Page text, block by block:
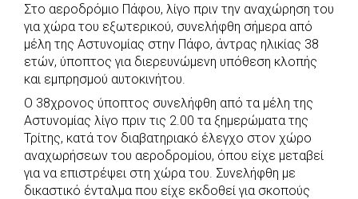
c
e
b
o
o
k
a
t
s
A
p
p
b
e
r
i
t
t
e
r
s
s
e
n
g
e
r
a
r
e
Στο αεροδρόμιο Πάφου, λίγο πριν την αναχώρηση του
για χώρα του εξωτερικού, συνελήφθη σήμερα από
μέλη της Αστυνομίας στην Πάφο, άντρας ηλικίας 38
ετών, ύποπτος για διερευνώμενη υπόθεση κλοπής
και εμπρησμού αυτοκινήτου.
Ο 38χρονος ύποπτος συνελήφθη από τα μέλη της
Αστυνομίας λίγο πριν τις 2.00 τα ξημερώματα της
Τρίτης, κατά τον διαβατηριακό έλεγχο στον χώρο
αναχωρήσεων του αεροδρομίου, όπου είχε μεταβεί
για να επιστρέψει στη χώρα του. Συνελήφθη με
δικαστικό ένταλμα που είχε εκδοθεί για σκοπούς